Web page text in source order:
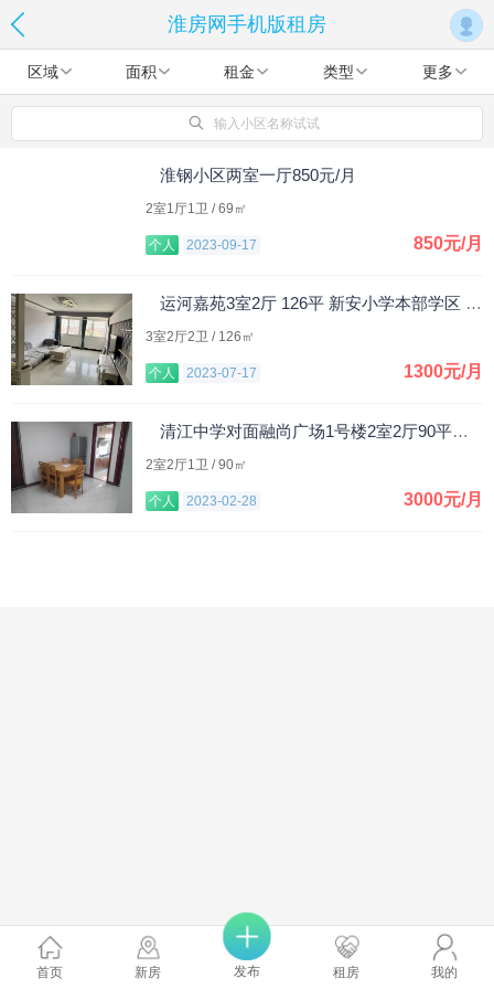
淮房网手机版租房
区域 面积 租金 类型 更多
输入小区名称试试
淮钢小区两室一厅850元/月
2室1厅1卫 / 69㎡
个人 2023-09-17 850元/月
运河嘉苑3室2厅 126平 新安小学本部学区 1300元/月
3室2厅2卫 / 126㎡
个人 2023-07-17 1300元/月
清江中学对面融尚广场1号楼2室2厅90平米，整租。
2室2厅1卫 / 90㎡
个人 2023-02-28 3000元/月
首页 新房 发布 租房 我的